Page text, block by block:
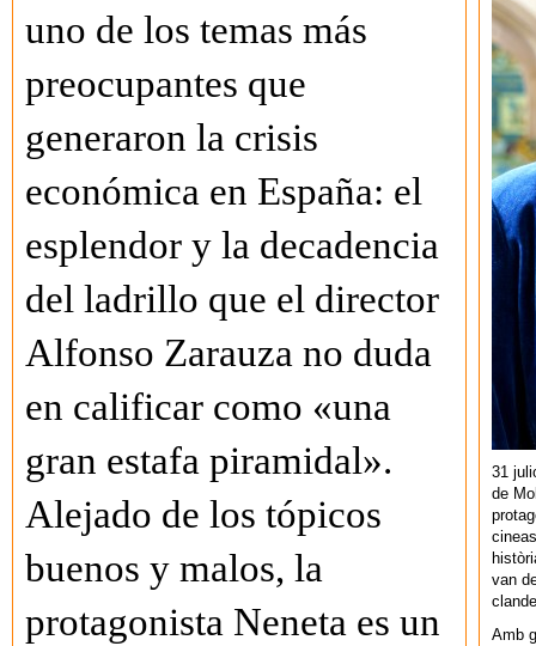
uno de los temas más
preocupantes que
generaron la crisis
económica en España: el
esplendor y la decadencia
del ladrillo que el director
Alfonso Zarauza no duda
en calificar como «una
gran estafa piramidal».
Alejado de los tópicos
buenos y malos, la
protagonista Neneta es un
31
de
van
Amb